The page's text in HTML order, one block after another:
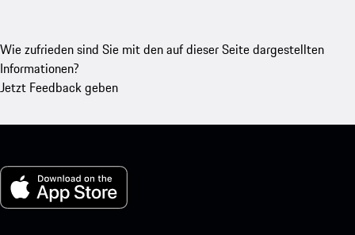
Wie zufrieden sind Sie mit den auf dieser Seite dargestellten
Informationen?
Jetzt Feedback geben